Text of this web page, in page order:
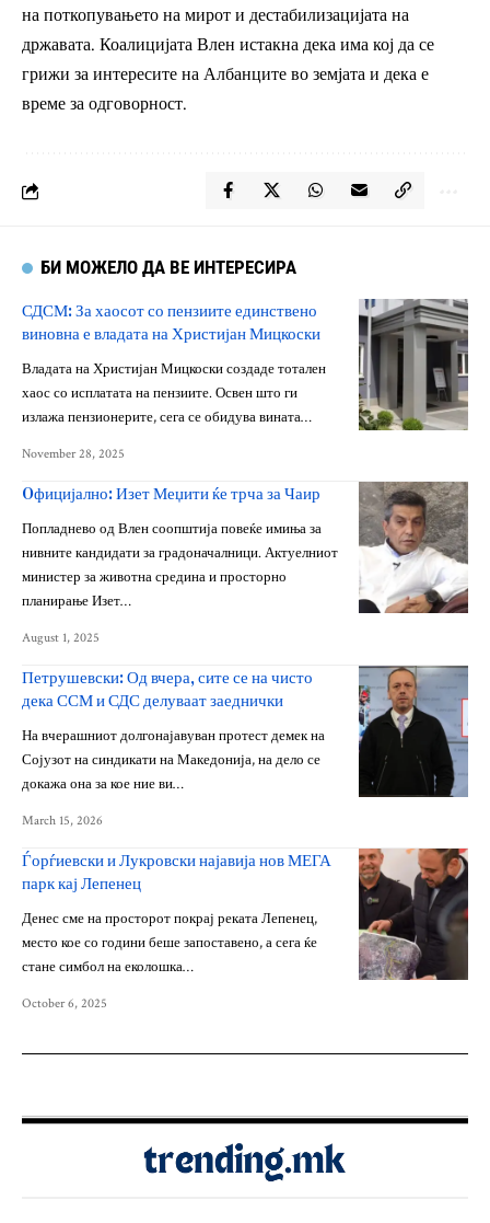
на поткопувањето на мирот и дестабилизацијата на
државата. Коалицијата Влен истакна дека има кој да се
грижи за интересите на Албанците во земјата и дека е
време за одговорност.
БИ МОЖЕЛО ДА ВЕ ИНТЕРЕСИРА
СДСМ: За хаосот со пензиите единствено
виновна е владата на Христијан Мицкоски
Владата на Христијан Мицкоски создаде тотален
хаос со исплатата на пензиите. Освен што ги
излажа пензионерите, сега се обидува вината…
November 28, 2025
Oфицијално: Изет Меџити ќе трча за Чаир
Попладнево од Влен соопштија повеќе имиња за
нивните кандидати за градоначалници. Актуелниот
министер за животна средина и просторно
планирање Изет…
August 1, 2025
Петрушевски: Од вчера, сите се на чисто
дека ССМ и СДС делуваат заеднички
На вчерашниот долгонајавуван протест демек на
Сојузот на синдикати на Македонија, на дело се
докажа она за кое ние ви…
March 15, 2026
Ѓорѓиевски и Лукровски најавија нов МЕГА
парк кај Лепенец
Денес сме на просторот покрај реката Лепенец,
место кое со години беше запоставено, а сега ќе
стане симбол на еколошка…
October 6, 2025